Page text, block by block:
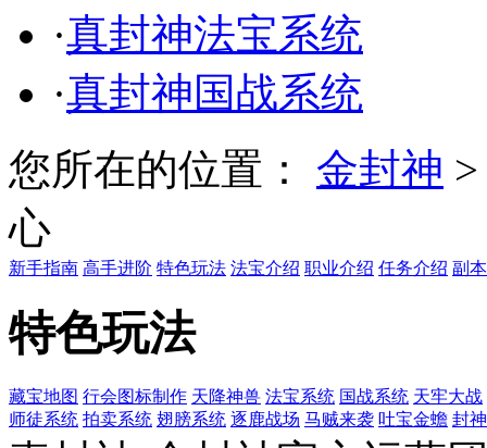
·真封神法宝系统
·真封神国战系统
您所在的位置： 金封神
心
新手指南 高手进阶 特色玩法 法宝介绍 职业介绍 任务介绍 副
特色玩法
藏宝地图 行会图标制作 天降神兽 法宝系统 国战系统 天牢大战
师徒系统 拍卖系统 翅膀系统 逐鹿战场 马贼来袭 吐宝金蟾 封